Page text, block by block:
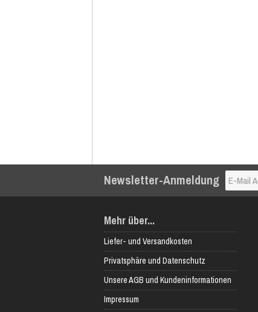
Newsletter-Anmeldung
Mehr über...
Liefer- und Versandkosten
Privatsphäre und Datenschutz
Unsere AGB und Kundeninformationen
Impressum